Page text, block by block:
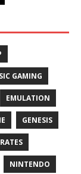
GAMING
EMULATION
GENESIS
NINTENDO